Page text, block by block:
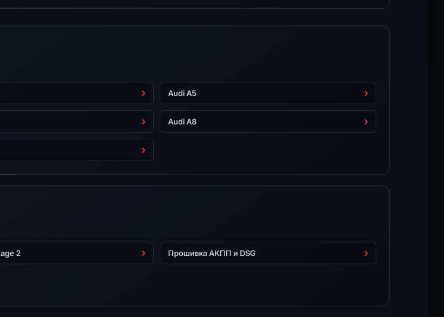
Audi A5
Audi A8
2 Прошивка АКПП и DSG